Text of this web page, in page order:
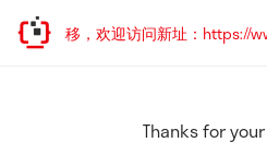
址已迁移，欢迎访问新址：https://
Thanks for